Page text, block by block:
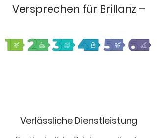
Versprechen für Brillanz –
Verlässliche Dienstleistung